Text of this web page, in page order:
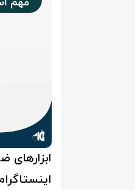
ابزارهای